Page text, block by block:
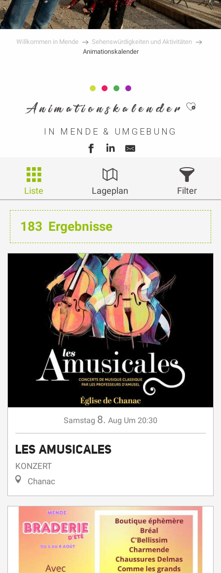
Willkommen in Mende
Sehenswürdigkeiten und Aktivitäten
Animationskalender
Animationskalender
IN MENDE & UMGEBUNG
Liste Lageplan Filter
183 Ergebnisse
Samstag 8. Aug Um 20:30
LES AMUSICALES
KONZERT
Chanac